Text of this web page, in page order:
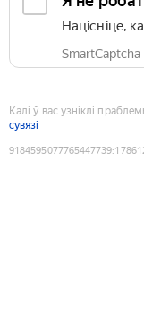
Націсніце,
SmartCaptcha
Калі ў вас узніклі
сувязі
9184595077765447739: